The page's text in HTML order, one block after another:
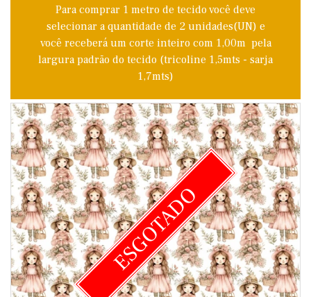
Para comprar 1 metro de tecido você deve
selecionar a quantidade de 2 unidades(UN) e
você receberá um corte inteiro com 1,00m pela
largura padrão do tecido (tricoline 1,5mts - sarja
1,7mts)
ESGOTADO